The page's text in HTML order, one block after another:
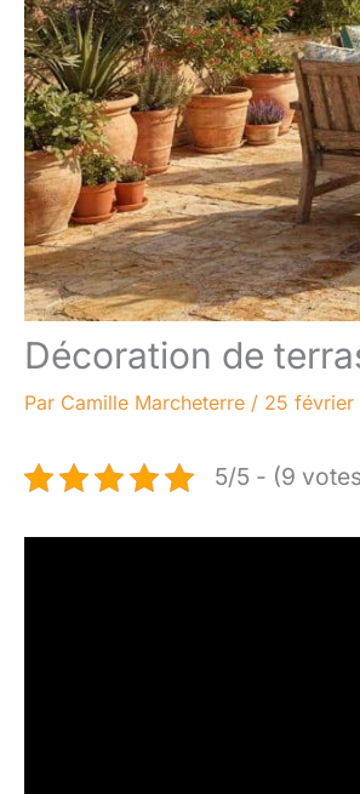
Décoration de
Par Camille Marcheterre / 25 février
5/5 - (9